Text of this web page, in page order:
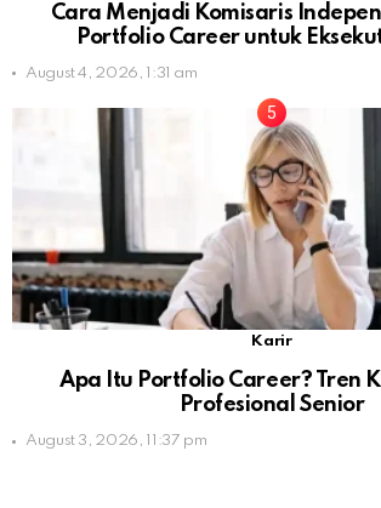
Cara Menjadi Komisaris
Portfolio Career untuk
August 4, 2026, 1:31 am
Karir
Apa Itu Portfolio Career? Tren
Profesional Senior
August 3, 2026, 11:37 pm